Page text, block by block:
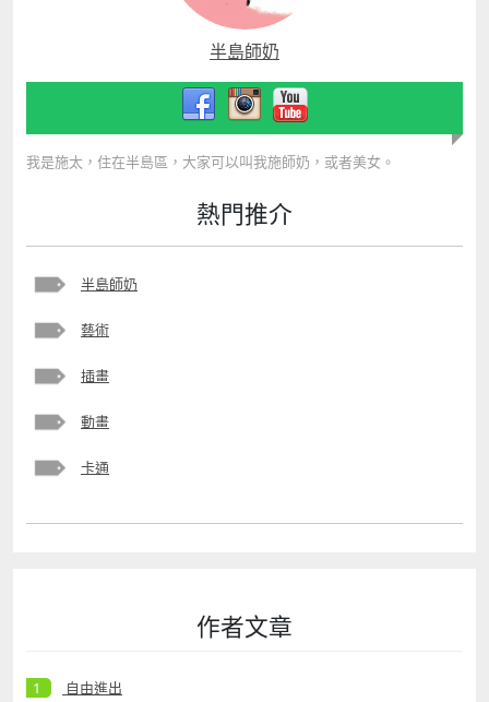
半島師奶
我是施太，住在半島區，大家可以叫我施師奶，或者美女。
熱門推介
半島師奶
藝術
插畫
動畫
卡通
作者文章
自由進出